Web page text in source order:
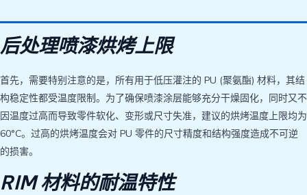
后处理喷漆烘烤上限
首先，需要特别注意的是，所有用于低压灌注的 PU (聚氨酯) 材料，其结
构稳定性都受温度限制。为了确保喷漆涂层能够充分干燥固化，同时又不
因温度过高而导致零件软化、变形或尺寸失准，建议的烘烤温度上限均为
60°C。过高的烘烤温度会对 PU 零件的尺寸精度和结构强度造成不可逆
的损害。
RIM 材料的耐温特性